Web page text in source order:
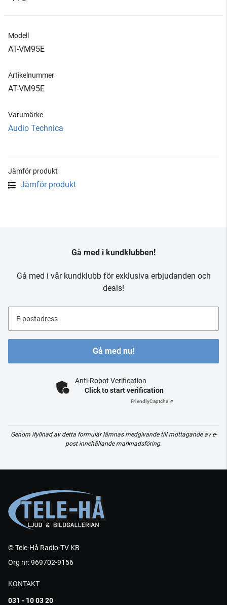
Modell
AT-VM95E
Artikelnummer
AT-VM95E
Varumärke
Audio Technica
Jämför produkt
Jämför produkt
Gå med i kundklubben!
Gå med i vår kundklubb för exklusiva erbjudanden och
deals!
E-postadress
Gå med nu!
Anti-Robot Verification
Click to start verification
FriendlyCaptcha ⇗
Genom ifyllnad av detta formulär lämnas medgivande till mottagande av e-
post innehållande marknadsföring.
© Tele-Hå Radio-TV KB
Org nr: 969702-9156
KONTAKT
031 - 10 03 20